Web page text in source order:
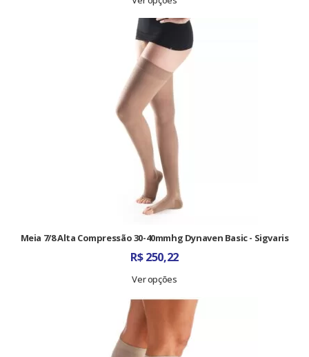
Meia 7/8 Alta Compressão 30-40mmhg Dynaven Basic - Sigvaris
R$250,22
Ver opções